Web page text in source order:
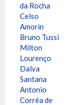
da Rocha
Celso
Amorin
Bruno Tussi
Milton
Lourenço
Dalva
Santana
Antonio
Corrêa de